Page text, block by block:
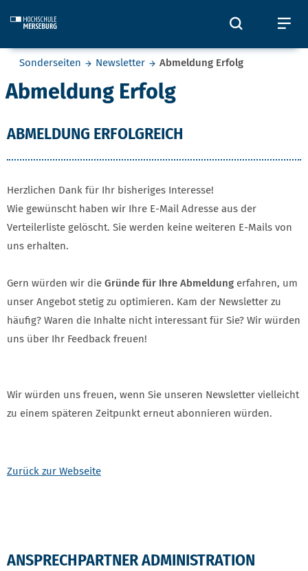
Öffnet
Sie befinden sich hier:
Sonderseiten Newsletter Abmeldung Erfolg
Abmeldung Erfolg
ABMELDUNG ERFOLGREICH
Herzlichen Dank für Ihr bisheriges Interesse!
Wie gewünscht haben wir Ihre E-Mail Adresse aus der
Verteilerliste gelöscht. Sie werden keine weiteren E-Mails von
uns erhalten.
Gern würden wir die Gründe für Ihre Abmeldung erfahren, um
unser Angebot stetig zu optimieren. Kam der Newsletter zu
häufig? Waren die Inhalte nicht interessant für Sie? Wir würden
uns über Ihr Feedback freuen!
Wir würden uns freuen, wenn Sie unseren Newsletter vielleicht
zu einem späteren Zeitpunkt erneut abonnieren würden.
Zurück zur Webseite
ANSPRECHPARTNER ADMINISTRATION